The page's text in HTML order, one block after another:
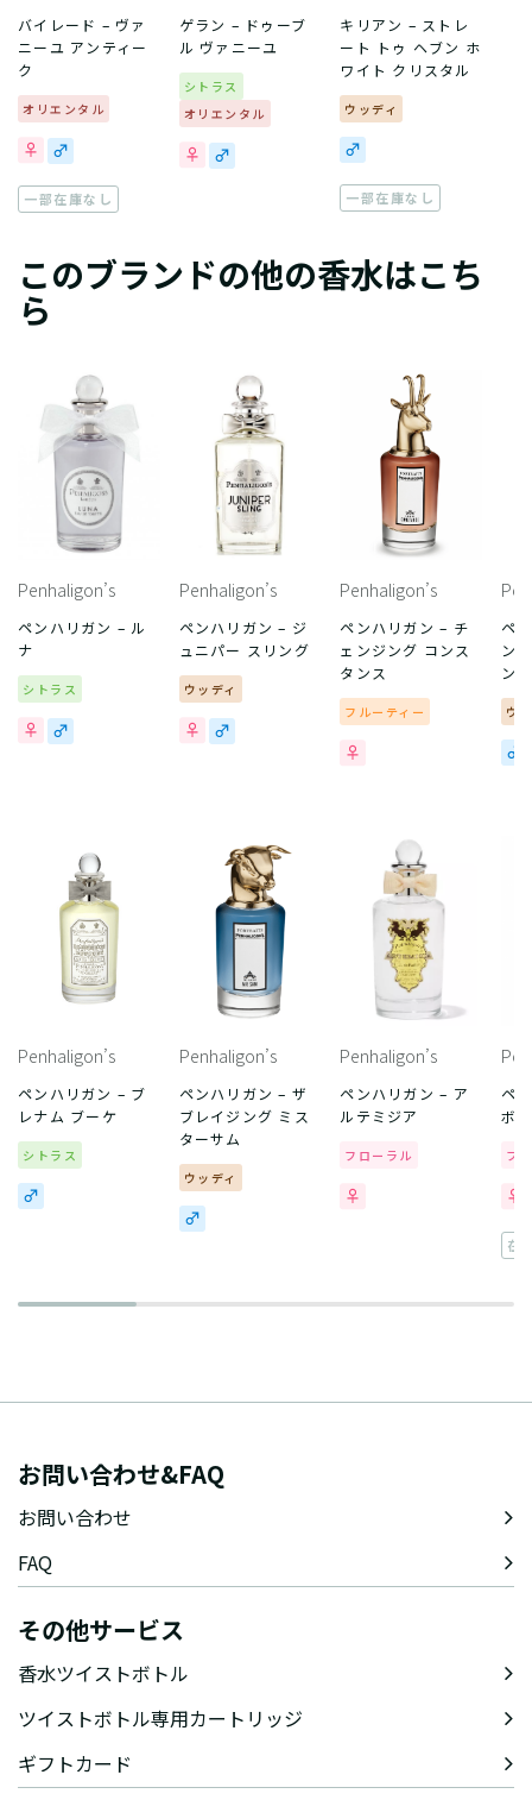
バイレード – ヴァ
ニーユ アンティー
ク
オリエンタル
一部在庫なし
ゲラン – ドゥーブ
ル ヴァニーユ
シトラス
オリエンタル
キリアン – ストレ
ート トゥ ヘブン ホ
ワイト クリスタル
ウッディ
一部在庫なし
このブランドの他の香水はこち
ら
Penhaligon’s
ペンハリガン – ル
ナ
シトラス
Penhaligon’s
ペンハリガン – ジ
ュニパー スリング
ウッディ
Penhaligon’s
ペンハリガン – チ
ェンジング コンス
タンス
フルーティー
ペ
ン
ン
ウ
Penhaligon’s
ペンハリガン – ブ
レナム ブーケ
シトラス
Penhaligon’s
ペンハリガン – ザ
ブレイジング ミス
ターサム
ウッディ
Penhaligon’s
ペンハリガン – ア
ルテミジア
フローラル
ペ
ボ
フ
在
お問い合わせ&FAQ
お問い合わせ
FAQ
その他サービス
香水ツイストボトル
ツイストボトル専用カートリッジ
ギフトカード